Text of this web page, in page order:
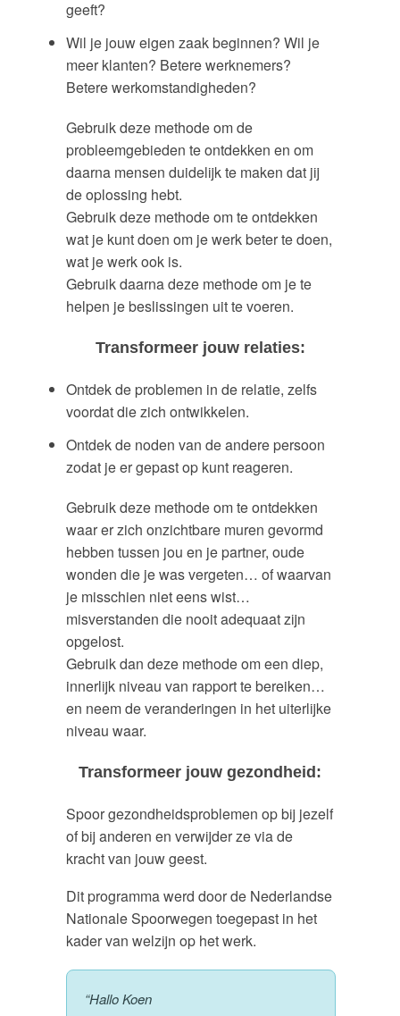
geeft?
Wil je jouw eigen zaak beginnen? Wil je
meer klanten? Betere werknemers?
Betere werkomstandigheden?
Gebruik deze methode om de
probleemgebieden te ontdekken en om
daarna mensen duidelijk te maken dat jij
de oplossing hebt.
Gebruik deze methode om te ontdekken
wat je kunt doen om je werk beter te doen,
wat je werk ook is.
Gebruik daarna deze methode om je te
helpen je beslissingen uit te voeren.
Transformeer jouw relaties:
Ontdek de problemen in de relatie, zelfs
voordat die zich ontwikkelen.
Ontdek de noden van de andere persoon
zodat je er gepast op kunt reageren.
Gebruik deze methode om te ontdekken
waar er zich onzichtbare muren gevormd
hebben tussen jou en je partner, oude
wonden die je was vergeten… of waarvan
je misschien niet eens wist…
misverstanden die nooit adequaat zijn
opgelost.
Gebruik dan deze methode om een diep,
innerlijk niveau van rapport te bereiken…
en neem de veranderingen in het uiterlijke
niveau waar.
Transformeer jouw gezondheid:
Spoor gezondheidsproblemen op bij jezelf
of bij anderen en verwijder ze via de
kracht van jouw geest.
Dit programma werd door de Nederlandse
Nationale Spoorwegen toegepast in het
kader van welzijn op het werk.
“Hallo Koen